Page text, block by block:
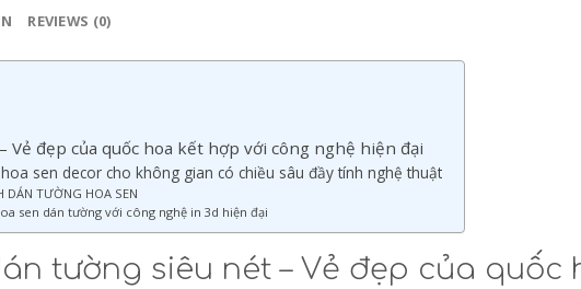
REVIEWS (0)
đẹp của quốc hoa kết hợp với công nghệ hiện đại
sen decor cho không gian có chiều sâu đầy tính nghệ thuật
DÁN TƯỜNG HOA SEN
sen dán tường với công nghệ in 3d hiện đại
tường siêu nét – Vẻ đẹp của quốc